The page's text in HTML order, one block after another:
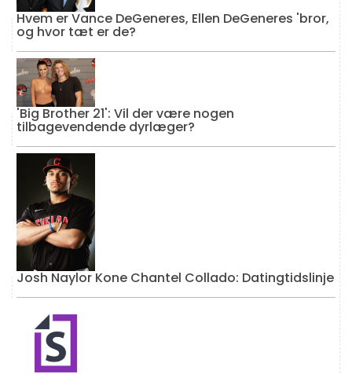
Hvem er Vance DeGeneres, Ellen DeGeneres 'bror,
og hvor tæt er de?
'Big Brother 21': Vil der være nogen
tilbagevendende dyrlæger?
Josh Naylor Kone Chantel Collado: Datingtidslinje